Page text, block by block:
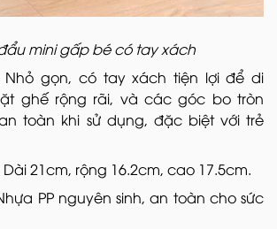
mini gấp bé có tay xách
Nhỏ gọn, có tay xách tiện lợi để di
ghế rộng rãi, và các góc bo tròn
toàn khi sử dụng, đặc biệt với trẻ
Dài 21cm, rộng 16.2cm, cao 17.5cm.
PP nguyên sinh, an toàn cho sức